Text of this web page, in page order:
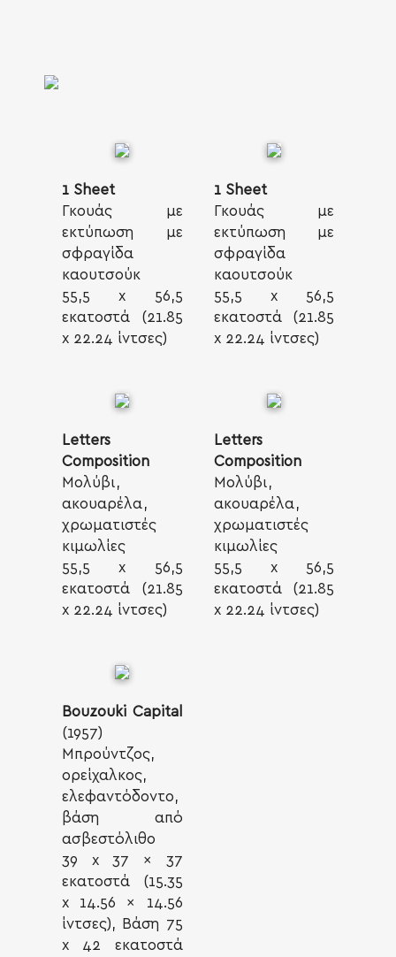
SEARCH AND PRESS ENTER
1 Sheet
Γκουάς με
εκτύπωση με
σφραγίδα
καουτσούκ
55,5 x 56,5
εκατοστά (21.85
x 22.24 ίντσες)
1 Sheet
Γκουάς με
εκτύπωση με
σφραγίδα
καουτσούκ
55,5 x 56,5
εκατοστά (21.85
x 22.24 ίντσες)
Letters
Composition
Μολύβι,
ακουαρέλα,
χρωματιστές
κιμωλίες
55,5 x 56,5
εκατοστά (21.85
x 22.24 ίντσες)
Letters
Composition
Μολύβι,
ακουαρέλα,
χρωματιστές
κιμωλίες
55,5 x 56,5
εκατοστά (21.85
x 22.24 ίντσες)
Bouzouki Capital
(1957)
Μπρούντζος,
ορείχαλκος,
ελεφαντόδοντο,
βάση από
ασβεστόλιθο
39 x 37 x 37
εκατοστά (15.35
x 14.56 x 14.56
ίντσες), Βάση 75
x 42 εκατοστά